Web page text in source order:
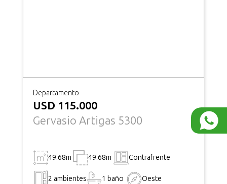
Departamento
USD 115.000
Gervasio Artigas 5300
49.68m 49.68m Contrafrente
2 ambientes 1 baño Oeste